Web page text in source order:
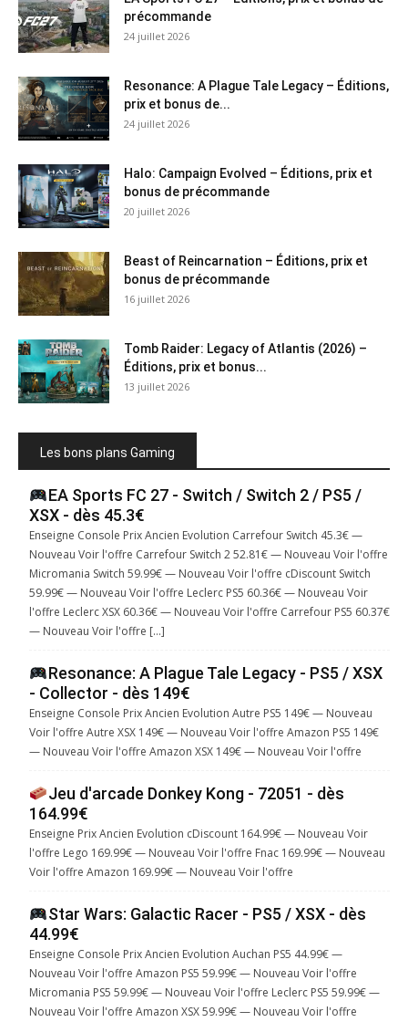
précommande
24 juillet 2026
Resonance: A Plague Tale Legacy – Éditions,
prix et bonus de...
24 juillet 2026
Halo: Campaign Evolved – Éditions, prix et
bonus de précommande
20 juillet 2026
Beast of Reincarnation – Éditions, prix et
bonus de précommande
16 juillet 2026
Tomb Raider: Legacy of Atlantis (2026) –
Éditions, prix et bonus...
13 juillet 2026
Les bons plans Gaming
EA Sports FC 27 - Switch / Switch 2 / PS5 /
XSX - dès 45.3€
Enseigne Console Prix Ancien Evolution Carrefour Switch 45.3€ —
Nouveau Voir l'offre Carrefour Switch 2 52.81€ — Nouveau Voir l'offre
Micromania Switch 59.99€ — Nouveau Voir l'offre cDiscount Switch
59.99€ — Nouveau Voir l'offre Leclerc PS5 60.36€ — Nouveau Voir
l'offre Leclerc XSX 60.36€ — Nouveau Voir l'offre Carrefour PS5 60.37€
— Nouveau Voir l'offre […]
Resonance: A Plague Tale Legacy - PS5 / XSX
- Collector - dès 149€
Enseigne Console Prix Ancien Evolution Autre PS5 149€ — Nouveau
Voir l'offre Autre XSX 149€ — Nouveau Voir l'offre Amazon PS5 149€
— Nouveau Voir l'offre Amazon XSX 149€ — Nouveau Voir l'offre
Jeu d'arcade Donkey Kong - 72051 - dès
164.99€
Enseigne Prix Ancien Evolution cDiscount 164.99€ — Nouveau Voir
l'offre Lego 169.99€ — Nouveau Voir l'offre Fnac 169.99€ — Nouveau
Voir l'offre Amazon 169.99€ — Nouveau Voir l'offre
Star Wars: Galactic Racer - PS5 / XSX - dès
44.99€
Enseigne Console Prix Ancien Evolution Auchan PS5 44.99€ —
Nouveau Voir l'offre Amazon PS5 59.99€ — Nouveau Voir l'offre
Micromania PS5 59.99€ — Nouveau Voir l'offre Leclerc PS5 59.99€ —
Nouveau Voir l'offre Amazon XSX 59.99€ — Nouveau Voir l'offre